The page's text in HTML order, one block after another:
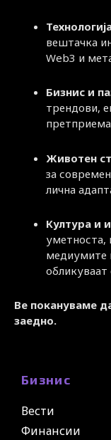
вештачка
Web3 и
Бизнис и
трендови,
Животен
за
лична
Култура и
уметноста,
медиумите
Ве покануваме
заедно.
Бизнис
Вести
Финансии